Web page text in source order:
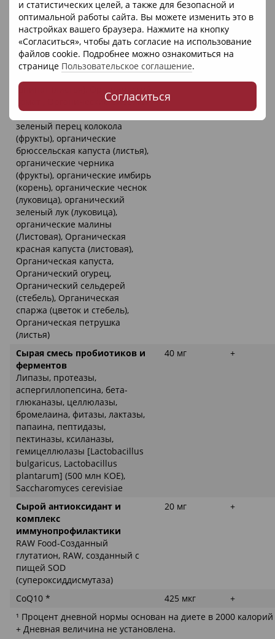
и статистических целей, а также для безопасной и
оптимальной работы сайта. Вы можете изменить это в
настройках вашего браузера. Нажмите на кнопку
«Согласиться», чтобы дать согласие на использование
файлов cookie. Подробнее можно ознакомиться на
странице Пользовательское соглашение.
Согласиться
Органические фрукты и овощи,
Органическое яблоко (плод),
Органическая свекла (корень),
Органическая брокколи
(стебель и цветок),
Органическая морковь
шпинат (листья), Органический
томат , Органические ежевики
(фрукты), органические
зеленый перец колокола
(фрукты), органические
брюссельская капуста (листья),
органические черника
(фрукты), органические имбирь
(корень), органические чеснок
(луковица), органический
зеленый лук (луковица),
органические малины
(Листовая), Органическая
красная капуста (листовая),
Органическая капуста,
Органический огурец,
Органический сельдерей
(стебель), Органическая
спаржа (цветок и стебель),
Органическая петрушка
(листья)
Сырая смесь пробиотиков и
ферментов
Липазы, протеазы,
аспергиллопепсина, бета-
глюканазы, целлюлазы,
бромелаина, фитазы, лактазы,
папаина, пептидазы,
пектиназы, ксиланазы,
гемицеллюлазы [Lactobacillus
bulgaricus, Lactobacillus
plantarum] (500 млн КОЕ),
Saccharomyces cerevisiae
40 мг +
Сырой антиоксидант и
комплекс
иммунопрофилактики
RAW Food-Созданный
глутатион, RAW, созданный с
пищей SOD
(супероксиддисмутаза)
20 мг +
CoQ10 * 425 мкг
+
¹ Процент дневной нормы основан на диете в 2000 калорий
+ Дневная величина не установлена.